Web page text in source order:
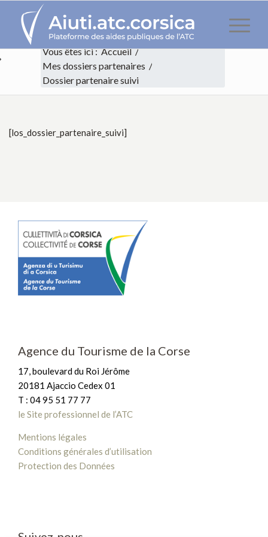
Vous êtes ici : Accueil /
Mes dossiers partenaires /
Dossier partenaire suivi
Dossier partenaire suivi
[los_dossier_partenaire_suivi]
Agence du Tourisme de la Corse
17, boulevard du Roi Jérôme
20181 Ajaccio Cedex 01
T : 04 95 51 77 77
le Site professionnel de l’ATC
Mentions légales
Conditions générales d’utilisation
Protection des Données